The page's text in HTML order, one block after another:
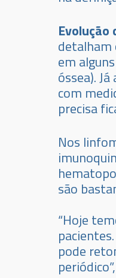
detalham
em
óssea).
com
precisa
Nos
são
“Hoje
pode